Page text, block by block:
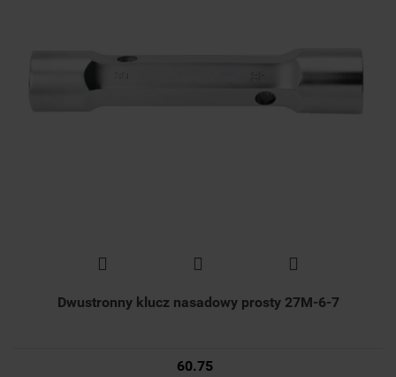
Dwustronny klucz nasadowy prosty 27M-6-7
60.75